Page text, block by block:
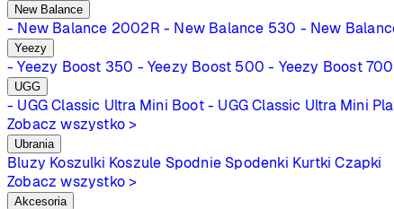
New Balance
- New Balance 2002R - New Balance 530 - New
Yeezy
- Yeezy Boost 350 - Yeezy Boost 500 - Yeezy Boost 700
UGG
- UGG Classic Ultra Mini Boot - UGG Classic Ultra Mini
Zobacz wszystko >
Ubrania
Bluzy Koszulki Koszule Spodnie Spodenki Kurtki Czapki
Zobacz wszystko >
Akcesoria